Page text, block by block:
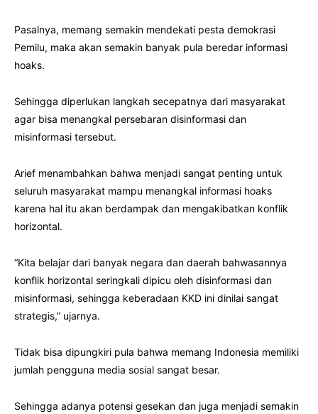
Pasalnya, memang semakin mendekati pesta demokrasi
Pemilu, maka akan semakin banyak pula beredar informasi
hoaks.
Sehingga diperlukan langkah secepatnya dari masyarakat
agar bisa menangkal persebaran disinformasi dan
misinformasi tersebut.
Arief menambahkan bahwa menjadi sangat penting untuk
seluruh masyarakat mampu menangkal informasi hoaks
karena hal itu akan berdampak dan mengakibatkan konflik
horizontal.
“Kita belajar dari banyak negara dan daerah bahwasannya
konflik horizontal seringkali dipicu oleh disinformasi dan
misinformasi, sehingga keberadaan KKD ini dinilai sangat
strategis,” ujarnya.
Tidak bisa dipungkiri pula bahwa memang Indonesia memiliki
jumlah pengguna media sosial sangat besar.
Sehingga adanya potensi gesekan dan juga menjadi semakin